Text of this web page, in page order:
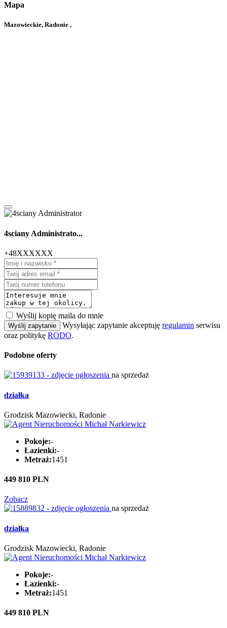
Mapa
Mazowieckie, Radonie ,
4sciany Administrato...
+48XXXXXX
Wyślij kopię maila do mnie
Wyślij zapytanie Wysyłając zapytanie akceptuję regulamin serwisu
oraz politykę RODO.
Podobne oferty
na sprzedaż
działka
Grodzisk Mazowiecki, Radonie
Pokoje:-
Łazienki:-
Metraż:1451
449 810 PLN
Zobacz
na sprzedaż
działka
Grodzisk Mazowiecki, Radonie
Pokoje:-
Łazienki:-
Metraż:1451
449 810 PLN